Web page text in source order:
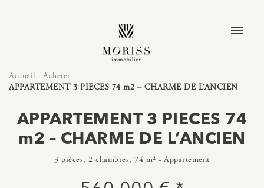
Accueil - Acheter -
APPARTEMENT 3 PIECES 74 m2 – CHARME DE L’ANCIEN
APPARTEMENT 3 PIECES 74
m2 – CHARME DE L’ANCIEN
3 pièces, 2 chambres, 74 m² - Appartement